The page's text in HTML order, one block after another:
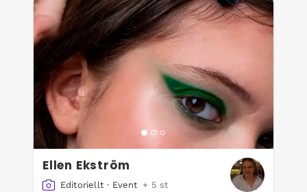
Ellen Ekström
Editoriellt · Event + 5 st